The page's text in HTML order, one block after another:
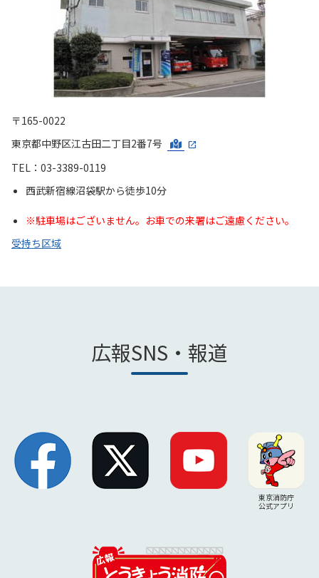
〒165-0022
東京都中野区江古田二丁目2番7号
TEL：03-3389-0119
西武新宿線沼袋駅から徒歩10分
※駐車場はございません。お車での来署はご遠慮ください。
受持ち区域
広報SNS・報道
東京消防庁
公式アプリ